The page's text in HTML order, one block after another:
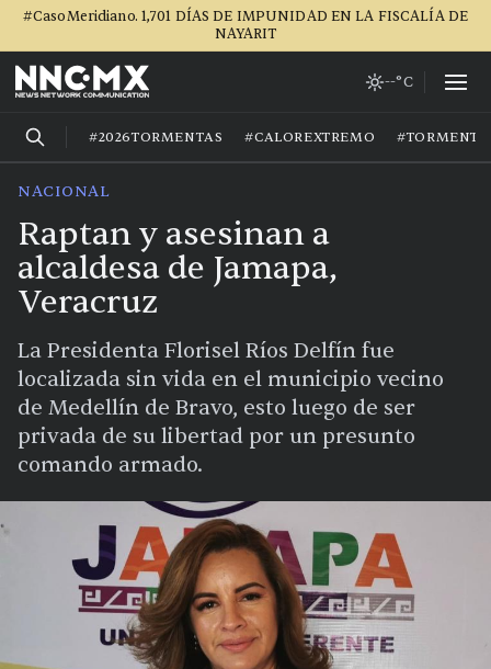
#CasoMeridiano. 1,701 DÍAS DE IMPUNIDAD EN LA FISCALÍA DE
NAYARIT
--°C
#2026TORMENTAS #CALOREXTREMO
NACIONAL
Raptan y asesinan a
alcaldesa de Jamapa,
Veracruz
La Presidenta Florisel Ríos Delfín fue
localizada sin vida en el municipio vecino
de Medellín de Bravo, esto luego de ser
privada de su libertad por un presunto
comando armado.